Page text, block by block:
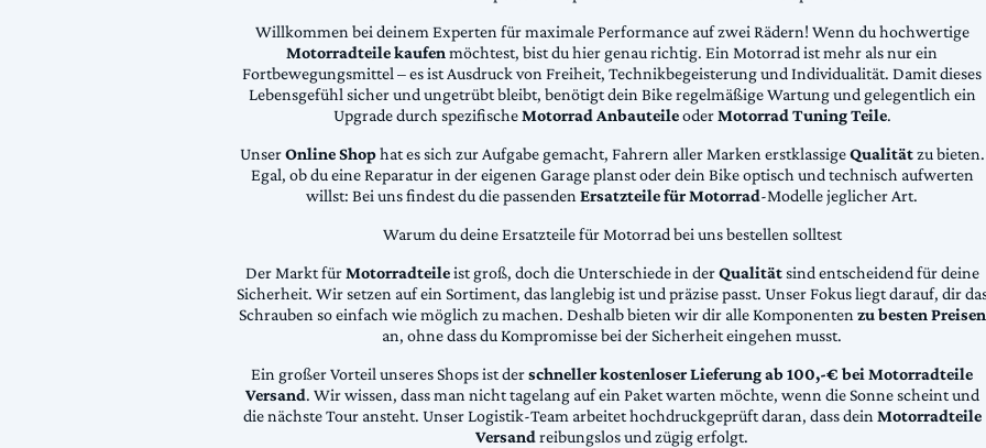
Willkommen bei deinem Experten für maximale Performance auf zwei Rädern! Wenn du hochwertige
Motorradteile kaufenmöchtest, bist du hier genau richtig. Ein Motorrad ist mehr als nur ein
Fortbewegungsmittel – es ist Ausdruck von Freiheit, Technikbegeisterung und Individualität. Damit dieses
Lebensgefühl sicher und ungetrübt bleibt, benötigt dein Bike regelmäßige Wartung und gelegentlich ein
Upgrade durch spezifischeMotorrad AnbauteileoderMotorrad Tuning Teile.
UnserOnline Shophat es sich zur Aufgabe gemacht, Fahrern aller Marken erstklassigeQualitätzu bieten.
Egal, ob du eine Reparatur in der eigenen Garage planst oder dein Bike optisch und technisch aufwerten
willst: Bei uns findest du die passendenErsatzteile für Motorrad-Modelle jeglicher Art.
Warum du deine Ersatzteile für Motorrad bei uns bestellen solltest
Der Markt fürMotorradteileist groß, doch die Unterschiede in derQualitätsind entscheidend für deine
Sicherheit. Wir setzen auf ein Sortiment, das langlebig ist und präzise passt. Unser Fokus liegt darauf, dir
Schrauben so einfach wie möglich zu machen. Deshalb bieten wir dir alle Komponentenzu besten Preisen
an, ohne dass du Kompromisse bei der Sicherheit eingehen musst.
Ein großer Vorteil unseres Shops ist derschneller kostenloser Lieferung ab 100,-€ bei Motorradteile
Versand. Wir wissen, dass man nicht tagelang auf ein Paket warten möchte, wenn die Sonne scheint und
die nächste Tour ansteht. Unser Logistik-Team arbeitet hochdruckgeprüft daran, dass deinMotorradteile
Versandreibungslos und zügig erfolgt.